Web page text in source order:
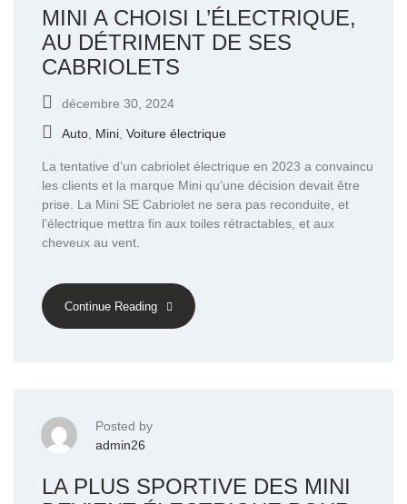
MINI A CHOISI L’ÉLECTRIQUE,
AU DÉTRIMENT DE SES
CABRIOLETS
décembre 30, 2024
Auto Mini Voiture électrique
La tentative d’un cabriolet électrique en 2023 a convaincu
les clients et la marque Mini qu’une décision devait être
prise. La Mini SE Cabriolet ne sera pas reconduite, et
l’électrique mettra fin aux toiles rétractables, et aux
cheveux au vent.
Continue Reading
Posted by
admin26
LA PLUS SPORTIVE DES MINI